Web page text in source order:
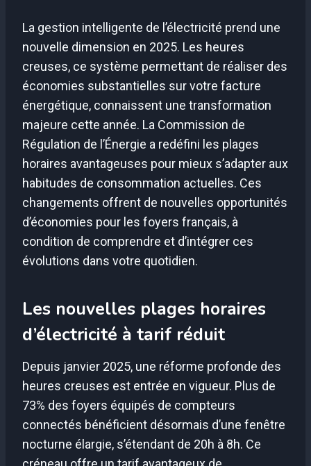
La gestion intelligente de l’électricité prend une
nouvelle dimension en 2025. Les heures
creuses, ce système permettant de réaliser des
économies substantielles sur votre facture
énergétique, connaissent une transformation
majeure cette année. La Commission de
Régulation de l’Énergie a redéfini les plages
horaires avantageuses pour mieux s’adapter aux
habitudes de consommation actuelles. Ces
changements offrent de nouvelles opportunités
d’économies pour les foyers français, à
condition de comprendre et d’intégrer ces
évolutions dans votre quotidien.
Les nouvelles plages horaires
d’électricité à tarif réduit
Depuis janvier 2025, une réforme profonde des
heures creuses est entrée en vigueur. Plus de
73% des foyers équipés de compteurs
connectés bénéficient désormais d’une fenêtre
nocturne élargie, s’étendant de 20h à 8h. Ce